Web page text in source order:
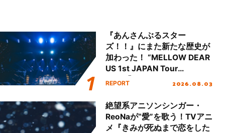
『あんさんぶるスター
ズ！！』にまた新たな歴史が
加わった！ “MELLOW DEAR
US 1st JAPAN Tour
Final「NICE to meet YOU
ート!!
REPORT 2026.08.03
絶望系アニソンシンガー・
ReoNaが“愛”を歌う！TVアニ
メ『きみが死ぬまで恋をした